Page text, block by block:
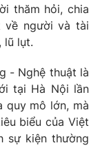
thăm hỏi, chia
về người và tài
lũ lụt.
- Nghệ thuật là
tại Hà Nội lần
quy mô lớn, mà
biểu của Việt
sự kiện thường